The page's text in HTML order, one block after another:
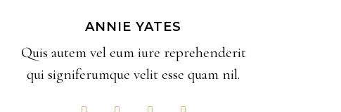
ANNIE YATES
Quis autem vel eum iure reprehenderit
qui signiferumque velit esse quam nil.